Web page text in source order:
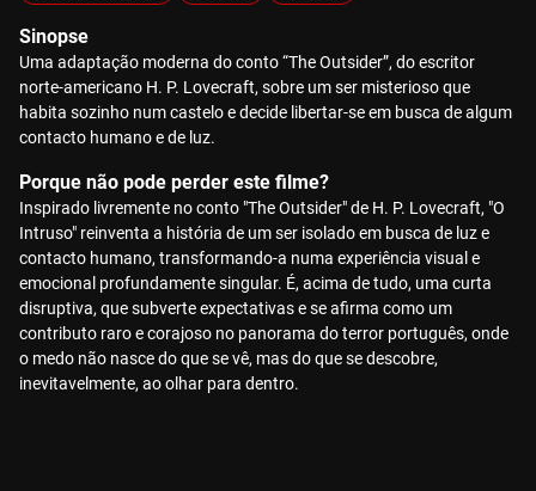
Sinopse
Uma adaptação moderna do conto “The Outsider”, do escritor
norte-americano H. P. Lovecraft, sobre um ser misterioso que
habita sozinho num castelo e decide libertar-se em busca de algum
contacto humano e de luz.
Porque não pode perder este filme?
Inspirado livremente no conto "The Outsider" de H. P. Lovecraft, "O
Intruso" reinventa a história de um ser isolado em busca de luz e
contacto humano, transformando-a numa experiência visual e
emocional profundamente singular. É, acima de tudo, uma curta
disruptiva, que subverte expectativas e se afirma como um
contributo raro e corajoso no panorama do terror português, onde
o medo não nasce do que se vê, mas do que se descobre,
inevitavelmente, ao olhar para dentro.